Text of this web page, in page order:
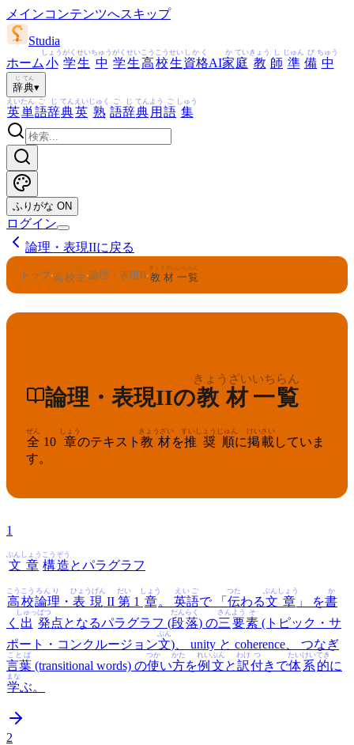
メインコンテンツへスキップ
Studia
ホーム 小
しょう
学
がく
生
せい
中
ちゅう
学
がく
生
せい
高
こう
校
こう
生
せい
資格
しかく
AI家
か
庭
てい
教
きょう
師
し
準
じゅん
備
び
中
ちゅう
辞
じ
典
てん
▾
英
えい
単
たん
語
ご
辞
じ
典
てん
英
えい
熟
じゅく
語
ご
辞
じ
典
てん
用
よう
語
ご
集
しゅう
ふりがな ON
ログイン
論理・表現IIに戻る
トップ›高校生
こうこうせい
›論理・表現II› 教材
きょうざい
一覧
いちらん
論理・表現IIの教材
きょうざい
一覧
いちらん
全
ぜん
10 章
しょう
のテキスト 教材
きょうざい
を推奨順
すいしょうじゅん
に掲載
けいさい
していま
す。
1
文章
ぶんしょう
構造
こうぞう
とパラグラフ
高校
こうこう
論理
ろんり
・ 表現
ひょうげん
II 第
だい
1 章
しょう
。 英語
えいご
で 「 伝
つた
わる文章
ぶんしょう
」 を書
か
く 出
しゅっ
発
ぱつ
点となるパラグラフ (段
だん
落
らく
) の三
さん
要
よう
素
そ
(トピック・サ
ポート・コンクルージョン文
ぶん
)、 unity と coherence、 つなぎ
言葉
ことば
(transitional words) の使
つか
い方
かた
を例文
れいぶん
と訳
わけ
付
つ
きで体
たい
系
けい
的
てき
に
学
まな
ぶ。
2